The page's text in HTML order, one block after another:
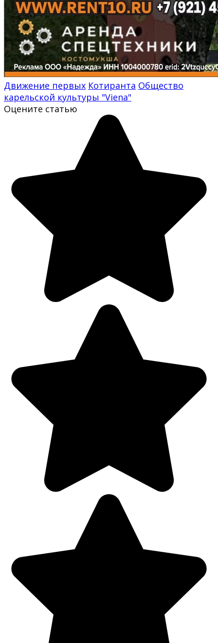
Движение первых Котиранта Общество
карельской культуры "Viena"
Оцените статью